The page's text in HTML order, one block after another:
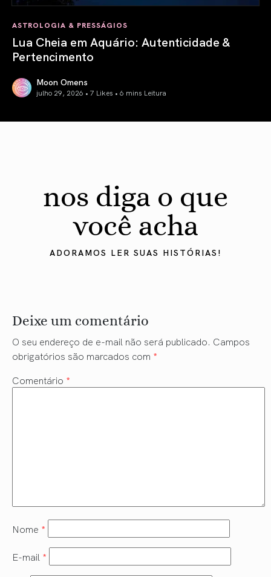
ASTROLOGIA & PRESSÁGIOS
Lua Cheia em Aquário: Autenticidade &
Pertencimento
Moon Omens
julho 29, 2026 • 7 Likes • 6 mins Leitura
nos diga o que
você acha
ADORAMOS LER SUAS HISTÓRIAS!
Deixe um comentário
O seu endereço de e-mail não será publicado. Campos
obrigatórios são marcados com *
Comentário *
Nome *
E-mail *